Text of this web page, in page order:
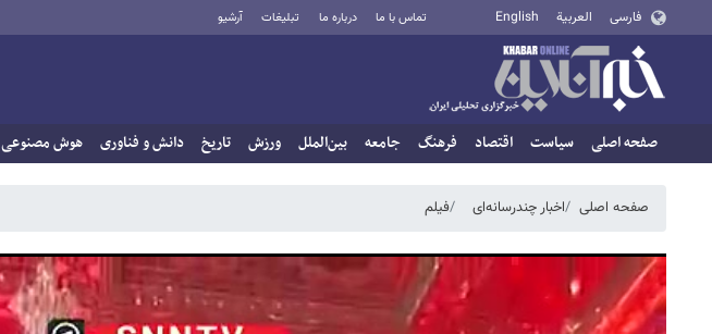
فارسی العربية English تماس با ما درباره ما تبلیغات آرشیو
صفحه اصلی سیاست اقتصاد فرهنگ جامعه بین‌الملل ورزش تاریخ دانش و فناوری هوش مصنوعی
صفحه اصلی اخبار چندرسانه‌ای فیلم